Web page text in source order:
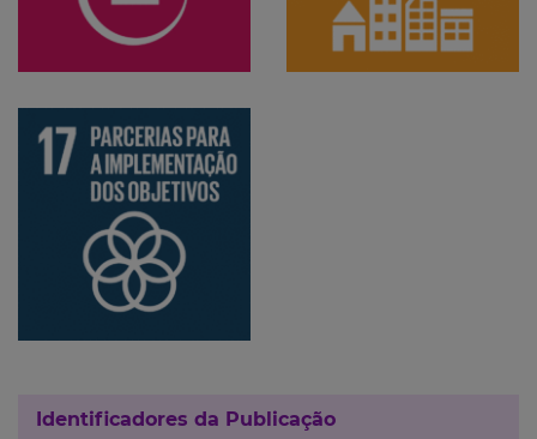
Identificadores da Publicação